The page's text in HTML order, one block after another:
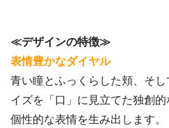
≪デザインの特徴≫
表情豊かなダイヤル
青い瞳とふっくらした頬、そ
イズを「口」に見立てた独創
個性的な表情を生み出します。